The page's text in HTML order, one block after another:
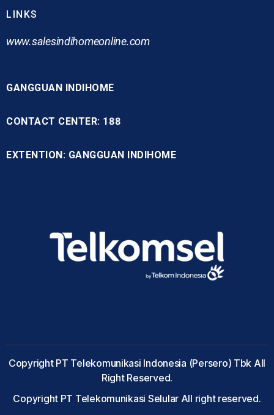
LINKS
www.salesindihomeonline.com
GANGGUAN INDIHOME
CONTACT CENTER: 188
EXTENTION: GANGGUAN INDIHOME
Copyright PT Telekomunikasi Indonesia (Persero) Tbk All
Right Reserved.
Copyright PT Telekomunikasi Selular All right reserved.